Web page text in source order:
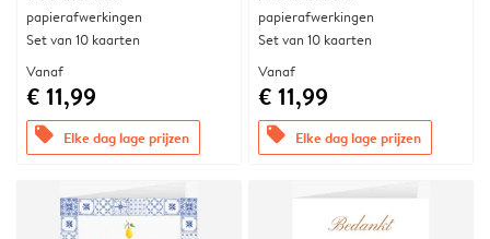
papierafwerkingen
Set van 10 kaarten
Vanaf
€ 11,99
offers Elke dag lage prijzen
papierafwerkingen
Set van 10 kaarten
Vanaf
€ 11,99
offers Elke dag lage prijzen